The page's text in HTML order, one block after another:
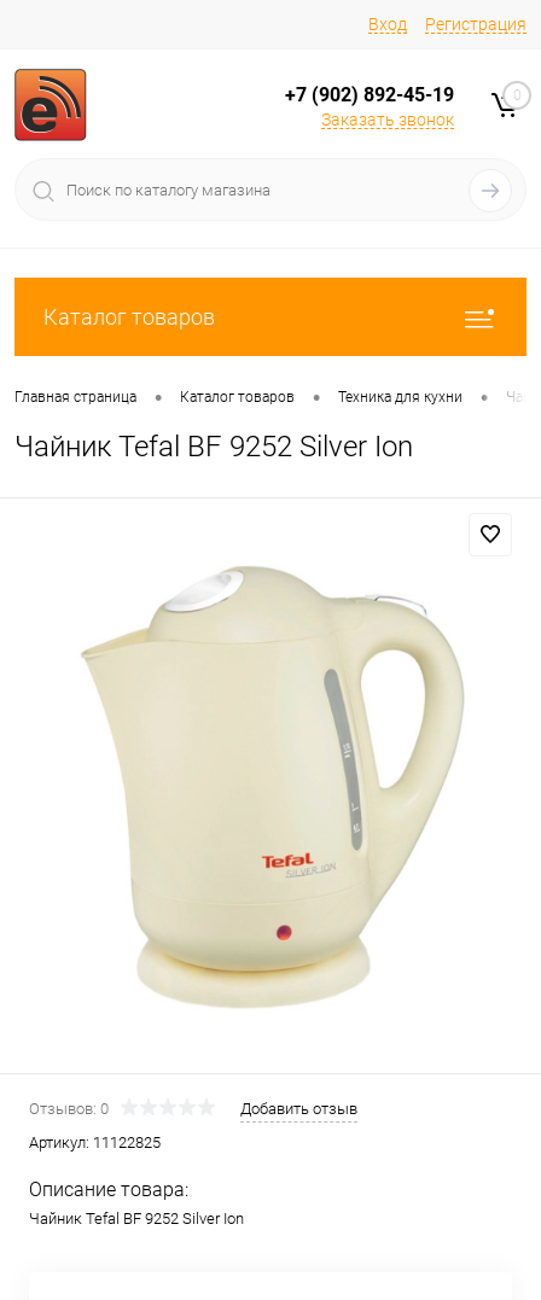
Вход Регистрация
+7 (902) 892-45-19
Заказать звонок
0
Каталог товаров
Главная страница • Каталог товаров • Техника для кухни •
Чайник Tefal BF 9252 Silver Ion
Отзывов: 0
Добавить отзыв
Артикул: 11122825
Описание товара:
Чайник Tefal BF 9252 Silver Ion